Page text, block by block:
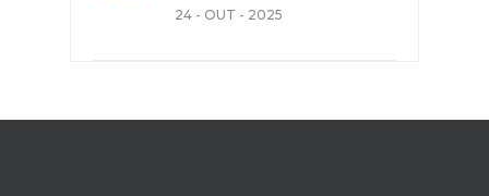
24 - OUT - 2025